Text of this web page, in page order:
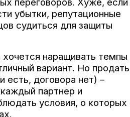
убытки, репутационные
судиться для защиты
хочется наращивать темпы
вариант. Но продать
есть, договора нет) –
партнер и
условия, о которых